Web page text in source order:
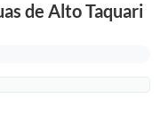
de Alto Taquari